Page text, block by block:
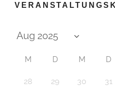
M D M D
28 29 30 31